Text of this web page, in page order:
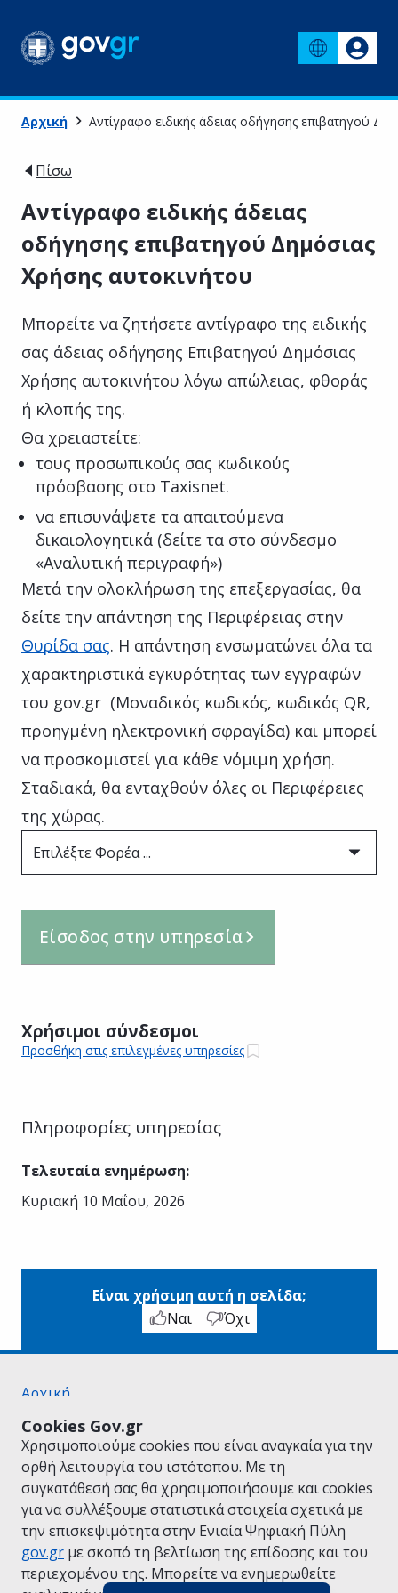
Cookies Gov.gr
Χρησιμοποιούμε cookies που είναι αναγκαία για την
ορθή λειτουργία του ιστότοπου. Με τη
συγκατάθεσή σας θα χρησιμοποιήσουμε και cookies
για να συλλέξουμε στατιστικά στοιχεία σχετικά με
την επισκεψιμότητα στην Ενιαία Ψηφιακή Πύλη
gov.gr με σκοπό τη βελτίωση της επίδοσης και του
περιεχομένου της. Μπορείτε να ενημερωθείτε
Αρχική Αντίγραφο ειδικής άδειας οδήγησης επιβατηγού
Πίσω
Αντίγραφο ειδικής άδειας
οδήγησης επιβατηγού Δημόσιας
Χρήσης αυτοκινήτου
Μπορείτε να ζητήσετε αντίγραφο της ειδικής
σας άδειας οδήγησης Επιβατηγού Δημόσιας
Χρήσης αυτοκινήτου λόγω απώλειας, φθοράς
ή κλοπής της.
Θα χρειαστείτε:
τους προσωπικούς σας κωδικούς
πρόσβασης στο Taxisnet.
να επισυνάψετε τα απαιτούμενα
δικαιολογητικά (δείτε τα στο σύνδεσμο
«Αναλυτική περιγραφή»)
Μετά την ολοκλήρωση της επεξεργασίας, θα
δείτε την απάντηση της Περιφέρειας στην
Θυρίδα σας. Η απάντηση ενσωματώνει όλα τα
χαρακτηριστικά εγκυρότητας των εγγραφών
του gov.gr (Μοναδικός κωδικός, κωδικός QR,
προηγμένη ηλεκτρονική σφραγίδα) και μπορεί
να προσκομιστεί για κάθε νόμιμη χρήση.
Σταδιακά, θα ενταχθούν όλες οι Περιφέρειες
της χώρας.
Επιλέξτε Φορέα ...
Είσοδος στην υπηρεσία
Χρήσιμοι σύνδεσμοι
Προσθήκη στις επιλεγμένες υπηρεσίες
Πληροφορίες υπηρεσίας
Τελευταία ενημέρωση:
Κυριακή 10 Μαΐου, 2026
Είναι χρήσιμη αυτή η σελίδα;
Ναι
Όχι
Αρχική
Όροι Χρήσης
Πολιτική Απορρήτου
Δήλωση προσβασιμότητας
Πολιτική cookies
Προτάσεις για το gov.gr
Υλοποίηση από το Υπουργείο Ψηφιακής
Διακυβέρνησης
Ελληνικά |Αγγλικά